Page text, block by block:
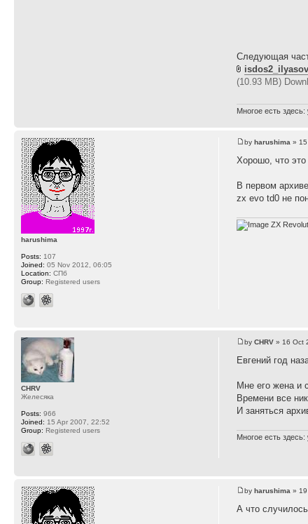
Следующая
(10.93 MB)
Многое есть здесь:
byharushima »
Хорошо, что это
В первом
zx evo td0 не
ZX
harushima
Posts: 107
Joined: 05 Nov 2012, 06:05
Location: СПб
Group: Registered users
byCHRV » 16 Oct
Евгений год
Мне его жена
Времени все
И заняться
Многое есть здесь:
CHRV
Желесяка
Posts: 966
Joined: 15 Apr 2007, 22:52
Group: Registered users
byharushima »
А что